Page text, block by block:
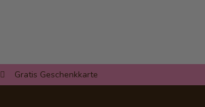
Gratis Geschenkkarte